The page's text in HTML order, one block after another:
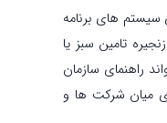
سیستم های برنامه
تامین سبز یا
راهنمای سازمان
میان شرکت ها و